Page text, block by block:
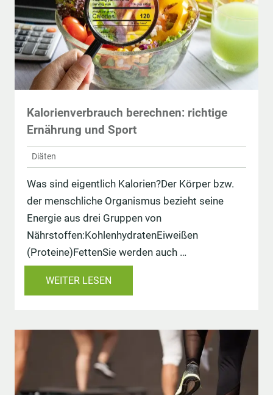
Kalorienverbrauch berechnen: richtige
Ernährung und Sport
Diäten
Was sind eigentlich Kalorien?Der Körper bzw.
der menschliche Organismus bezieht seine
Energie aus drei Gruppen von
Nährstoffen:KohlenhydratenEiweißen
(Proteine)FettenSie werden auch …
WEITER LESEN